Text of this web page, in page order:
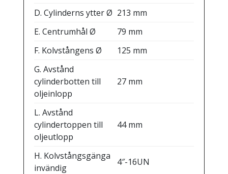
D. Cylinderns ytter Ø 213 mm
E. Centrumhål Ø
79 mm
F. Kolvstångens Ø
125 mm
G. Avstånd
cylinderbotten till
oljeinlopp
27 mm
L. Avstånd
cylindertoppen till
oljeutlopp
44 mm
H. Kolvstångsgänga
invändig
4″-16UN